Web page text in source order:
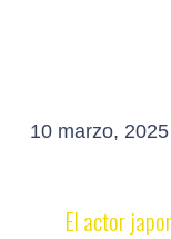
10 marzo, 2025
El actor